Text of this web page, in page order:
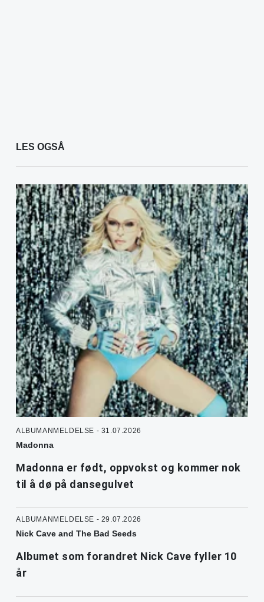
LES OGSÅ
ALBUMANMELDELSE - 31.07.2026
Madonna
Madonna er født, oppvokst og kommer nok
til å dø på dansegulvet
ALBUMANMELDELSE - 29.07.2026
Nick Cave and The Bad Seeds
Albumet som forandret Nick Cave fyller 10
år